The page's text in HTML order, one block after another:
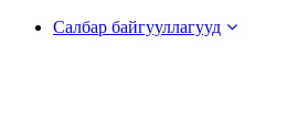
Салбар байгууллагууд